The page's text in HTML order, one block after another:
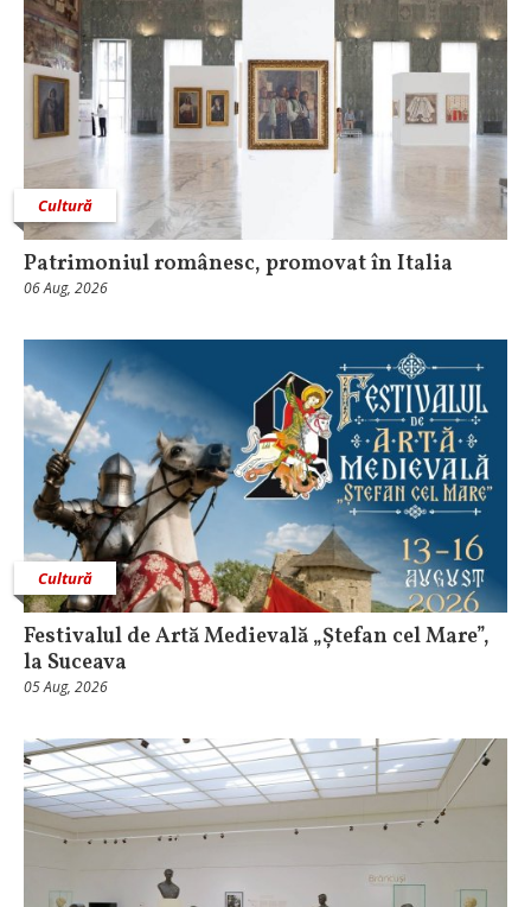
Cultură
Patrimoniul românesc, promovat în Italia
06 Aug, 2026
Cultură
Festivalul de Artă Medievală „Ștefan cel Mare”,
la Suceava
05 Aug, 2026